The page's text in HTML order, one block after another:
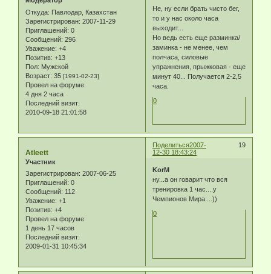
Откуда: Павлодар, Казахстан
Зарегистрирован: 2007-11-29
Приглашений: 0
Сообщений: 296
Уважение: +4
Позитив: +13
Пол: Мужской
Возраст: 35 [1991-02-23]
Провел на форуме:
4 дня 2 часа
Последний визит:
2010-09-18 21:01:58
Не, ну если брать чисто бег,
то и у нас около часа
выходит...
Но ведь есть еще разминка/
заминка - не менее, чем
полчаса, силовые
упражнения, прыжковая - еще
минут 40... Получается 2-2,5
часа.
0
Поделиться 19
2007-
12-30 18:43:24
Atleett
Участник
Зарегистрирован: 2007-06-25
Приглашений: 0
Сообщений: 112
Уважение: +1
Позитив: +4
Провел на форуме:
1 день 17 часов
Последний визит:
2009-01-31 10:45:34
KorM
ну...а он говарит что вся
тренировка 1 час....у
Чемпионов Мира....))
0